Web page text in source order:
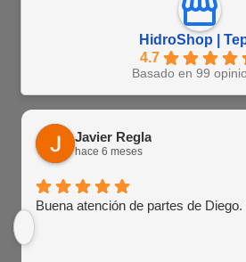
HidroShop |
4.7
Basado en 99
Javier Regla
hace 6 meses
Buena atención de partes de